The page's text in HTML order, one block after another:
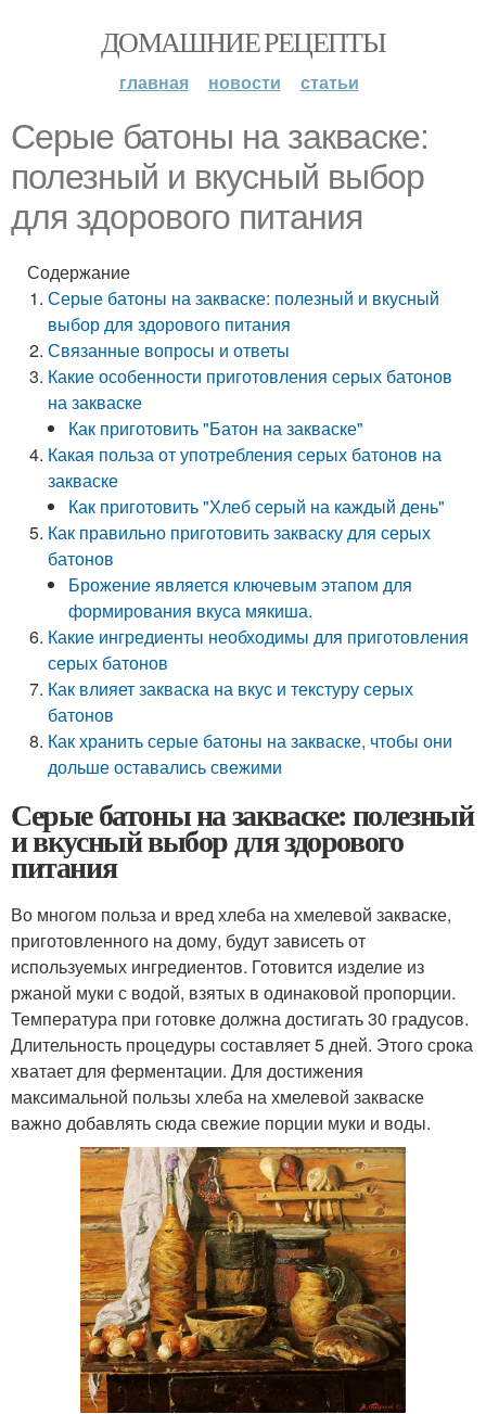
ДОМАШНИЕ РЕЦЕПТЫ
главная новости статьи
Серые батоны на закваске:
полезный и вкусный выбор
для здорового питания
Содержание
Серые батоны на закваске: полезный и вкусный
выбор для здорового питания
Связанные вопросы и ответы
Какие особенности приготовления серых батонов
на закваске
Как приготовить "Батон на закваске"
Какая польза от употребления серых батонов на
закваске
Как приготовить "Хлеб серый на каждый день"
Как правильно приготовить закваску для серых
батонов
Брожение является ключевым этапом для
формирования вкуса мякиша.
Какие ингредиенты необходимы для приготовления
серых батонов
Как влияет закваска на вкус и текстуру серых
батонов
Как хранить серые батоны на закваске, чтобы они
дольше оставались свежими
Серые батоны на закваске: полезный
и вкусный выбор для здорового
питания
Во многом польза и вред хлеба на хмелевой закваске,
приготовленного на дому, будут зависеть от
используемых ингредиентов. Готовится изделие из
ржаной муки с водой, взятых в одинаковой пропорции.
Температура при готовке должна достигать 30 градусов.
Длительность процедуры составляет 5 дней. Этого срока
хватает для ферментации. Для достижения
максимальной пользы хлеба на хмелевой закваске
важно добавлять сюда свежие порции муки и воды.